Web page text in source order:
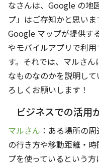
なさんは、Google の地
プ」はご存知かと思い
Google マップが提供す
やモバイルアプリで利
す。それでは、マルさ
なものなのかを説明し
ろしくお願いします！
ビジネスでの活用
マルさん ：ある場所の
の行き方や移動距離・
プを使っているという